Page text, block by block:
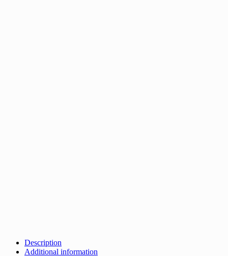
Description
Additional information